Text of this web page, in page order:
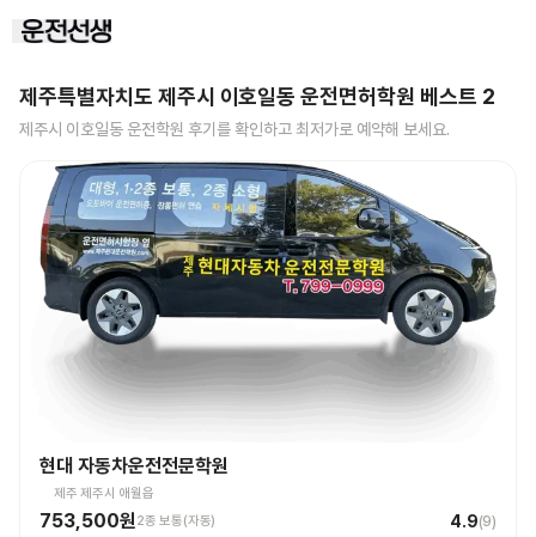
제주특별자치도 제주시 이호일동 운전면허학원 베스트 2
제주시 이호일동 운전학원 후기를 확인하고 최저가로 예약해 보세요.
현대 자동차운전전문학원
제주 제주시 애월읍
753,500원2종 보통(자동) 4.9(9)